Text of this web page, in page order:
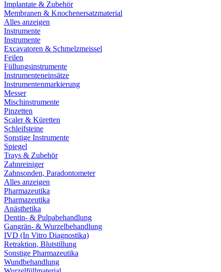
Implantate & Zubehör
Membranen & Knochenersatzmaterial
Alles anzeigen
Instrumente
Instrumente
Excavatoren & Schmelzmeissel
Feilen
Füllungsinstrumente
Instrumenteneinsätze
Instrumentenmarkierung
Messer
Mischinstrumente
Pinzetten
Scaler & Küretten
Schleifsteine
Sonstige Instrumente
Spiegel
Trays & Zubehör
Zahnreiniger
Zahnsonden, Paradontometer
Alles anzeigen
Pharmazeutika
Pharmazeutika
Anästhetika
Dentin- & Pulpabehandlung
Gangrän- & Wurzelbehandlung
IVD (In Vitro Diagnostika)
Retraktion, Blutstillung
Sonstige Pharmazeutika
Wundbehandlung